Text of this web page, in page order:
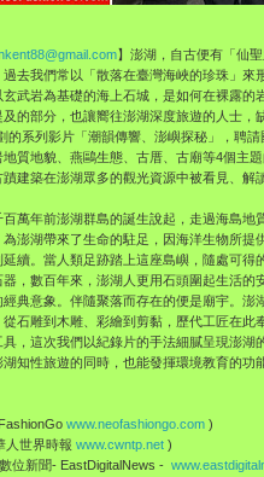
】澎湖，自古便有「仙
去我們常以「散落在臺灣海峽的珍珠」
武岩為基礎的海上石城，是如何在裸露
及的部分，也讓嚮往澎湖深度旅遊的人士
的系列影片「潮韻傳響、澎嶼探秘」，聘
質地貌、燕鷗生態、古厝、古廟等4個主
建築在澎湖眾多的觀光資源中被看見、解
百萬年前澎湖群島的誕生說起，走過海島
澎湖帶來了生命的駐足，因海洋生物所
續。當人類足跡踏上這座島嶼，隨處可
，數百年來，澎湖人更用石頭圍起生活
典意象。伴隨聚落而存在的便是廟宇。
石雕到木雕、彩繪到剪黏，歷代工匠在
，這次我們以紀錄片的手法細膩呈現澎
知性旅遊的同時，也能發揮環境教育的
www.neofashiongo.com )
人世界時報 www.cwntp.net )
位新聞- EastDigitalNews -